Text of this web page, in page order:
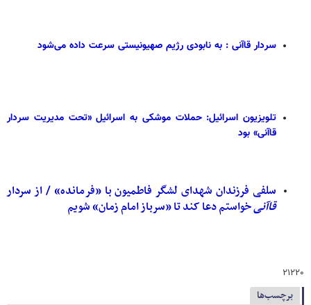
سردار قاآنی : به نابودی رژیم صهیونیستی سرعت داده می‌شود
تلویزیون اسرائیل: حملات موشکی به اسرائیل «تحت مدیریت سردار
قاآنی» بود
سلفی فرزندان شهدای لشگر فاطمیون با «فرمانده» / از سردار
قاآنیخواستم دعا کند تا «سرباز امام زمان» شویم
۲۱۲۲۰
برچسب‌ها